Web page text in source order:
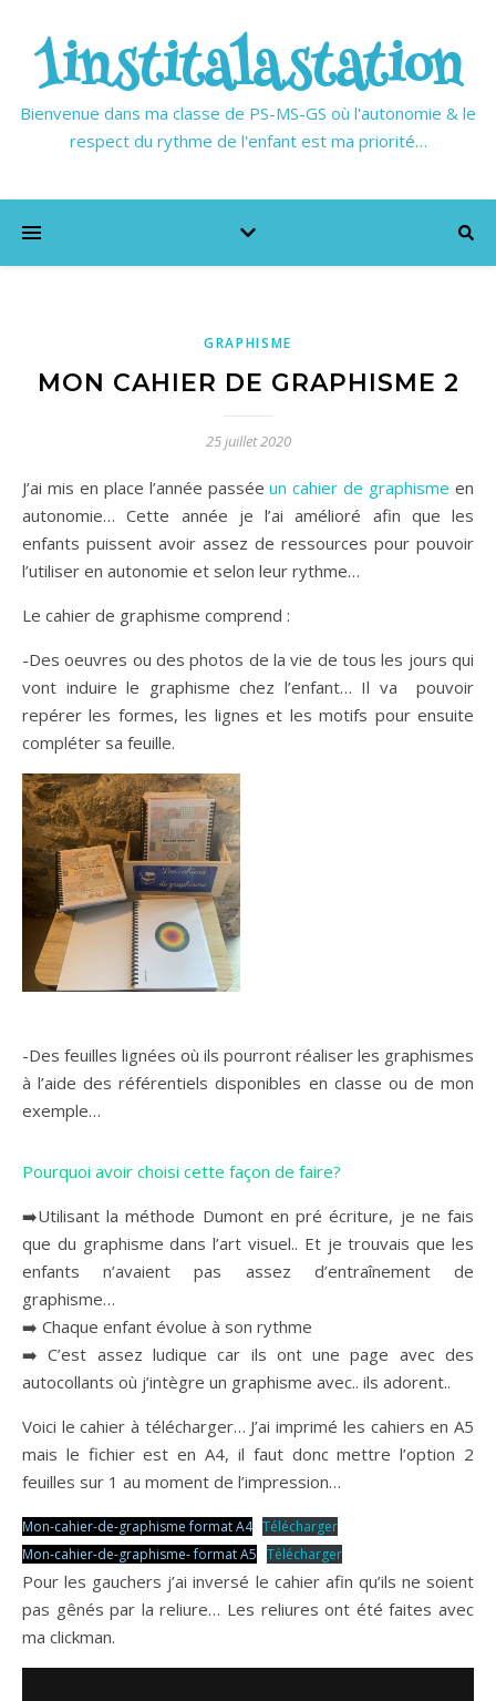
1institalastation
Bienvenue dans ma classe de PS-MS-GS où l'autonomie & le
respect du rythme de l'enfant est ma priorité…
GRAPHISME
MON CAHIER DE GRAPHISME 2
25 juillet 2020
J’ai mis en place l’année passée un cahier de graphisme en
autonomie… Cette année je l’ai amélioré afin que les
enfants puissent avoir assez de ressources pour pouvoir
l’utiliser en autonomie et selon leur rythme…
Le cahier de graphisme comprend :
-Des oeuvres ou des photos de la vie de tous les jours qui
vont induire le graphisme chez l’enfant… Il va pouvoir
repérer les formes, les lignes et les motifs pour ensuite
compléter sa feuille.
-Des feuilles lignées où ils pourront réaliser les graphismes
à l’aide des référentiels disponibles en classe ou de mon
exemple…
Pourquoi avoir choisi cette façon de faire?
➡️Utilisant la méthode Dumont en pré écriture, je ne fais
que du graphisme dans l’art visuel.. Et je trouvais que les
enfants n’avaient pas assez d’entraînement de
graphisme…
➡️ Chaque enfant évolue à son rythme
➡️ C’est assez ludique car ils ont une page avec des
autocollants où j’intègre un graphisme avec.. ils adorent..
Voici le cahier à télécharger… J’ai imprimé les cahiers en A5
mais le fichier est en A4, il faut donc mettre l’option 2
feuilles sur 1 au moment de l’impression…
Mon-cahier-de-graphisme format A4 Télécharger
Mon-cahier-de-graphisme- format A5 Télécharger
Pour les gauchers j’ai inversé le cahier afin qu’ils ne soient
pas gênés par la reliure… Les reliures ont été faites avec
ma clickman.